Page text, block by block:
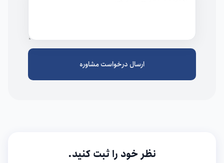
ارسال درخواست مشاوره
نظر خود را ثبت کنید.